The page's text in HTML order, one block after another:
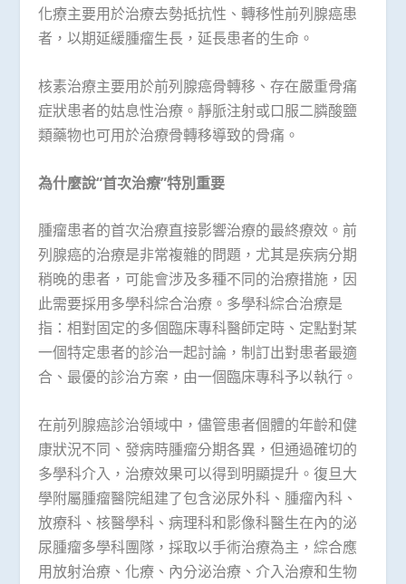
化療主要用於治療去勢抵抗性、轉移性前列腺癌患
者，以期延緩腫瘤生長，延長患者的生命。
核素治療主要用於前列腺癌骨轉移、存在嚴重骨痛
症狀患者的姑息性治療。靜脈注射或口服二膦酸鹽
類藥物也可用於治療骨轉移導致的骨痛。
為什麼說“首次治療”特別重要
腫瘤患者的首次治療直接影響治療的最終療效。前
列腺癌的治療是非常複雜的問題，尤其是疾病分期
稍晚的患者，可能會涉及多種不同的治療措施，因
此需要採用多學科綜合治療。多學科綜合治療是
指：相對固定的多個臨床專科醫師定時、定點對某
一個特定患者的診治一起討論，制訂出對患者最適
合、最優的診治方案，由一個臨床專科予以執行。
在前列腺癌診治領域中，儘管患者個體的年齡和健
康狀況不同、發病時腫瘤分期各異，但通過確切的
多學科介入，治療效果可以得到明顯提升。復旦大
學附屬腫瘤醫院組建了包含泌尿外科、腫瘤內科、
放療科、核醫學科、病理科和影像科醫生在內的泌
尿腫瘤多學科團隊，採取以手術治療為主，綜合應
用放射治療、化療、內分泌治療、介入治療和生物